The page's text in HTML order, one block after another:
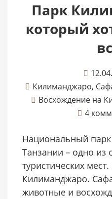
Парк
который
Килиманджаро,
Восхождение на
4
Национальный
Танзании – одно из
туристических мест.
Килиманджаро.
животные и